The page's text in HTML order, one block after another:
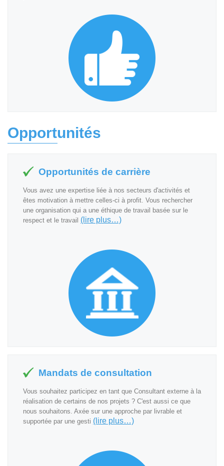
Opportunités
Opportunités de carrière
Vous avez une expertise liée à nos secteurs d'activités et
êtes motivation à mettre celles-ci à profit. Vous rechercher
une organisation qui a une éthique de travail basée sur le
respect et le travail (lire plus…)
Mandats de consultation
Vous souhaitez participez en tant que Consultant externe à la
réalisation de certains de nos projets ? C'est aussi ce que
nous souhaitons. Axée sur une approche par livrable et
supportée par une gesti (lire plus…)